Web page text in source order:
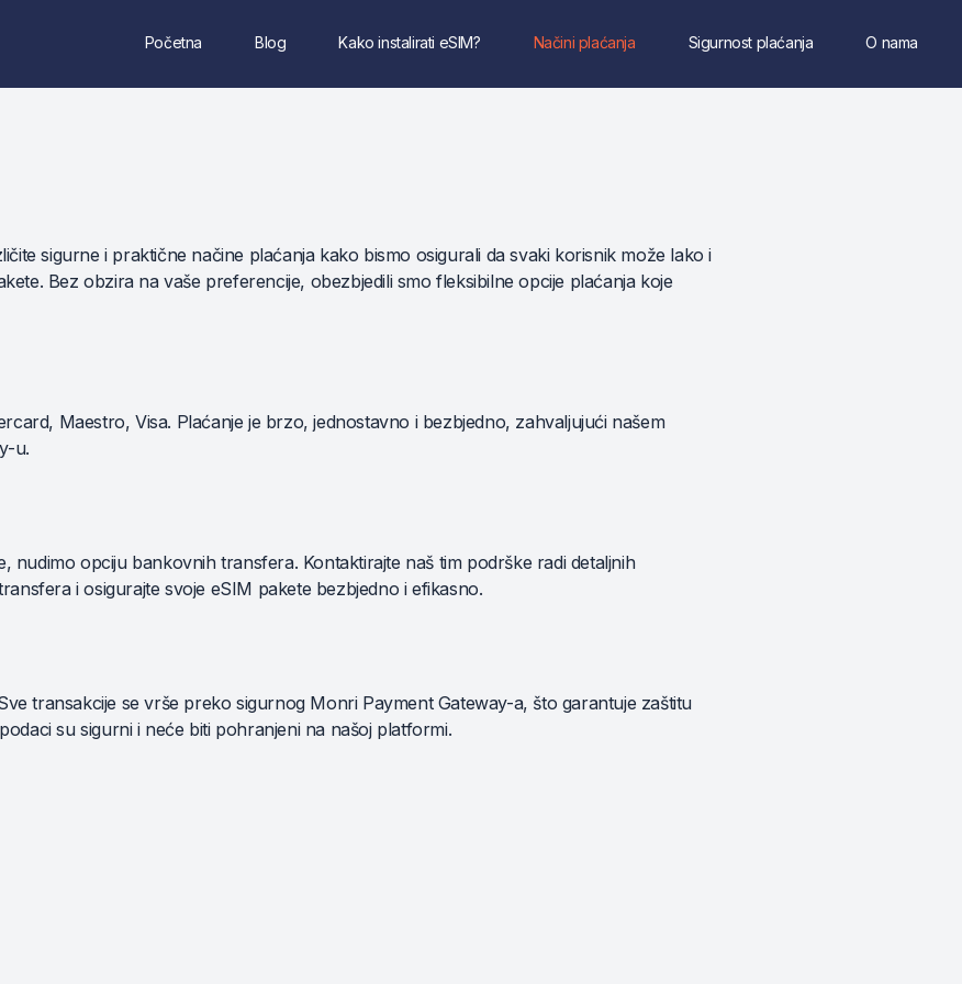
Početna Blog Kako instalirati eSIM? Načini plaćanja Sigurnost plaćanja O nama
sigurne i praktične načine plaćanja kako bismo osigurali da svaki korisnik može lako i
Bez obzira na vaše preferencije, obezbjedili smo fleksibilne opcije plaćanja koje
Maestro, Visa. Plaćanje je brzo, jednostavno i bezbjedno, zahvaljujući našem
u.
nudimo opciju bankovnih transfera. Kontaktirajte naš tim podrške radi detaljnih
i osigurajte svoje eSIM pakete bezbjedno i efikasno.
transakcije se vrše preko sigurnog Monri Payment Gateway-a, što garantuje zaštitu
su sigurni i neće biti pohranjeni na našoj platformi.